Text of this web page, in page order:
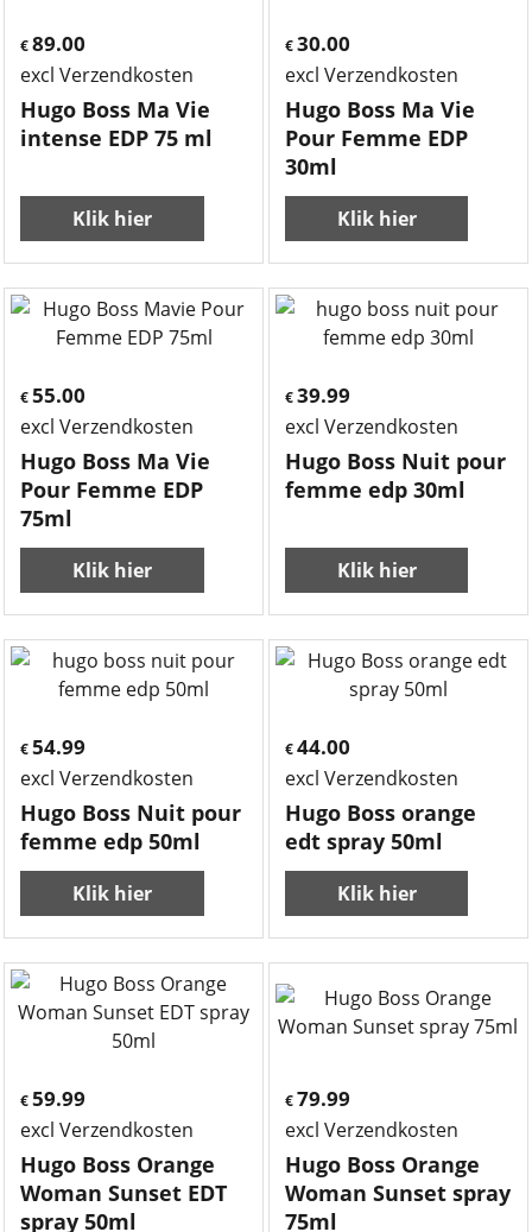
€ 89.00
excl Verzendkosten
Hugo Boss Ma Vie
intense EDP 75 ml
Klik hier
€30.00
excl Verzendkosten
Hugo Boss Ma Vie
Pour Femme EDP
30ml
Klik hier
€ 55.00
excl Verzendkosten
Hugo Boss Ma Vie
Pour Femme EDP
75ml
Klik hier
€39.99
excl Verzendkosten
Hugo Boss Nuit pour
femme edp 30ml
Klik hier
€ 54.99
excl Verzendkosten
Hugo Boss Nuit pour
femme edp 50ml
Klik hier
€44.00
excl Verzendkosten
Hugo Boss orange
edt spray 50ml
Klik hier
€ 59.99
excl Verzendkosten
Hugo Boss Orange
Woman Sunset EDT
spray 50ml
€79.99
excl Verzendkosten
Hugo Boss Orange
Woman Sunset spray
75ml